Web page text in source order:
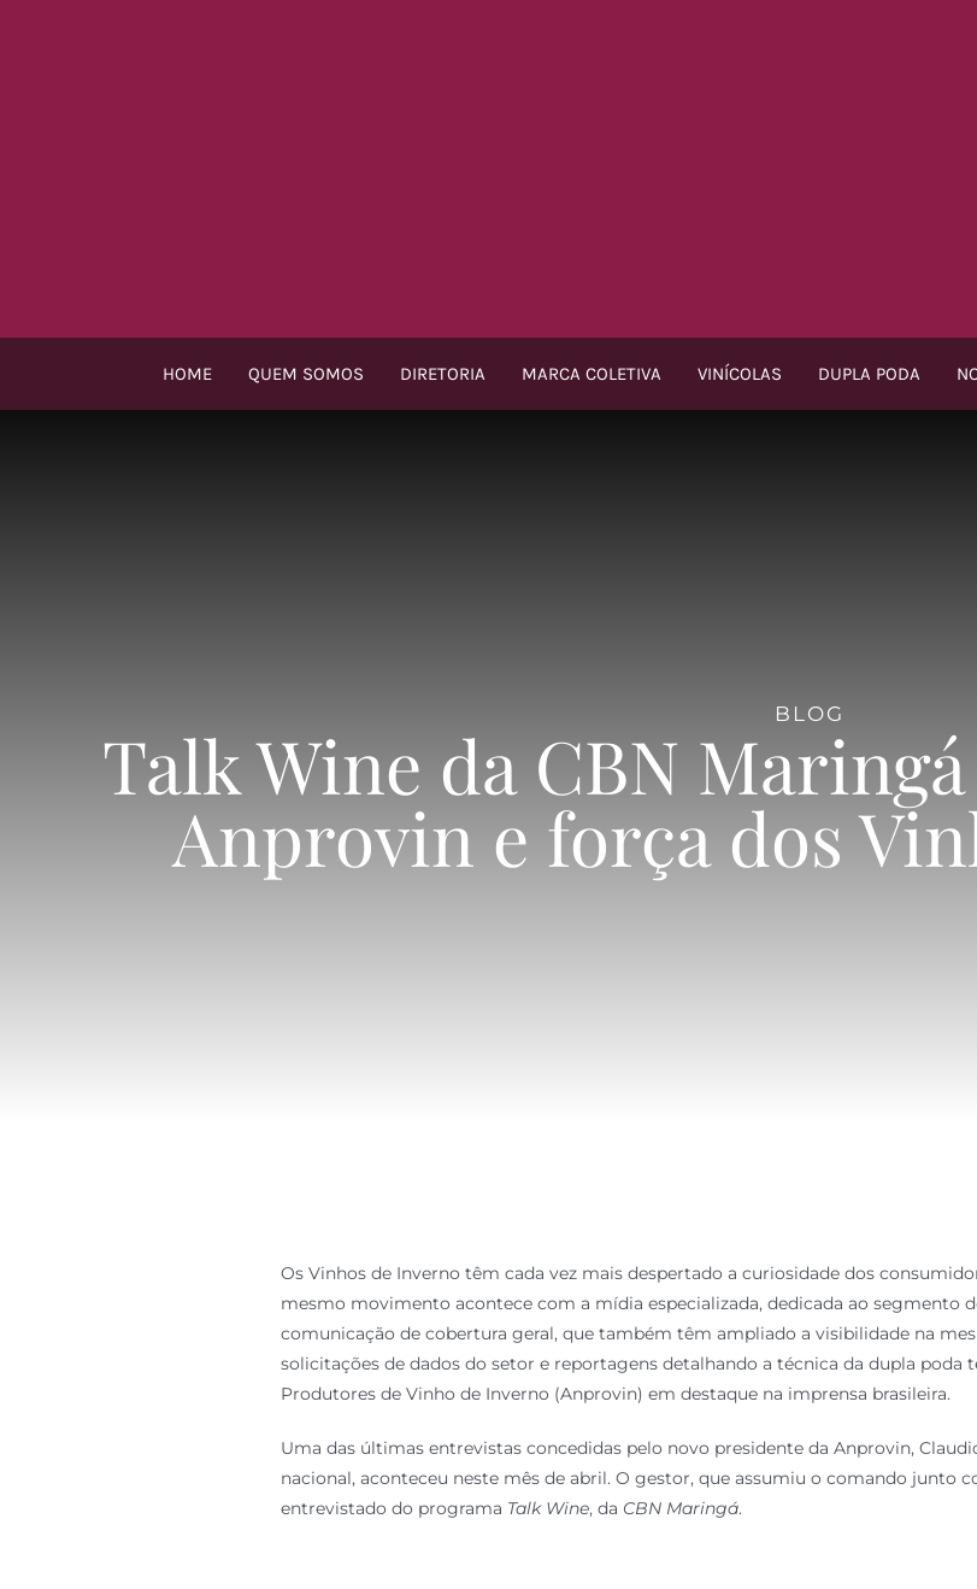
HOME QUEM SOMOS DIRETORIA MARCA COLETIVA VINÍCOLAS DUPLA PODA
BLOG
Talk Wine da CBN
Anprovin e força dos
Os Vinhos de Inverno têm cada vez mais despertado a curiosidade dos
mesmo movimento acontece com a mídia especializada, dedicada ao segmento
comunicação de cobertura geral, que também têm ampliado a visibilidade na
solicitações de dados do setor e reportagens detalhando a técnica da dupla poda
Produtores de Vinho de Inverno (Anprovin) em destaque na imprensa brasileira.
Uma das últimas entrevistas concedidas pelo novo presidente da Anprovin,
nacional, aconteceu neste mês de abril. O gestor, que assumiu o comando junto
entrevistado do programa Talk Wine, da CBN Maringá.